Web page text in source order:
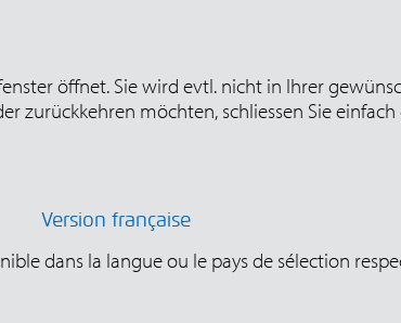
öffnet. Sie wird evtl. nicht in Ihrer
zurückkehren möchten, schliessen Sie
Version française
dans la langue ou le pays de sélection